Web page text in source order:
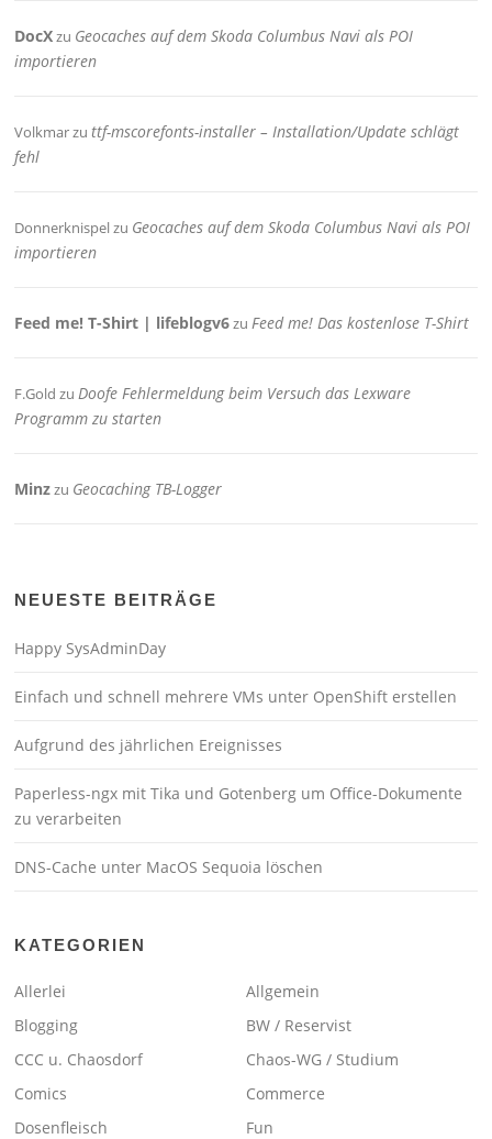
DocXzu Geocaches auf dem Skoda Columbus Navi als POI
importieren
Volkmarzuttf-mscorefonts-installer – Installation/Update schlägt
fehl
Donnerknispelzu Geocaches auf dem Skoda Columbus Navi als POI
importieren
Feed me! T-Shirt | lifeblogv6zu Feed me! Das kostenlose T-Shirt
F.Gold zu Doofe Fehlermeldung beim Versuch das Lexware
Programm zu starten
Minzzu Geocaching TB-Logger
NEUESTE BEITRÄGE
Happy SysAdminDay
Einfach und schnell mehrere VMs unter OpenShift erstellen
Aufgrund des jährlichen Ereignisses
Paperless-ngx mit Tika und Gotenberg um Office-Dokumente
zu verarbeiten
DNS-Cache unter MacOS Sequoia löschen
KATEGORIEN
Allerlei
Allgemein
Blogging
BW / Reservist
CCC u. Chaosdorf
Chaos-WG / Studium
Comics
Commerce
Dosenfleisch
Fun